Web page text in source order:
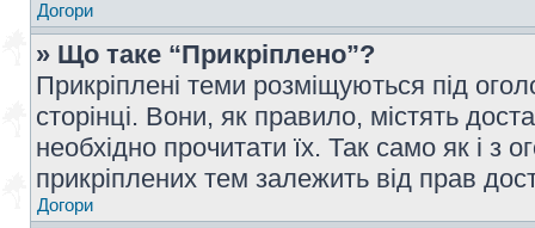
Догори
» Що таке “Прикріплено”?
Прикріплені теми розміщуються під
сторінці. Вони, як правило, містять
необхідно прочитати їх. Так само як і
прикріплених тем залежить від прав
Догори